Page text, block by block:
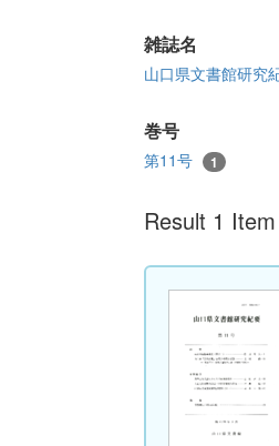
雑誌名
山口県文書館研究
巻号
第11号 1
Result 1 Item